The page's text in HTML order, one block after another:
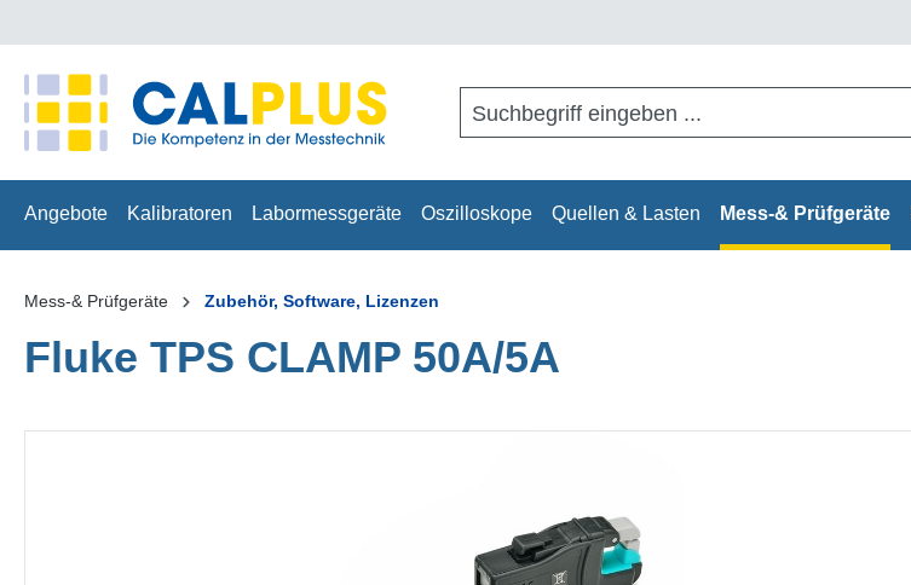
Angebote Kalibratoren Labormessgeräte Oszilloskope Quellen & Lasten Mess-& Prüfgeräte
Mess-& Prüfgeräte Zubehör, Software, Lizenzen
Fluke TPS CLAMP 50A/5A